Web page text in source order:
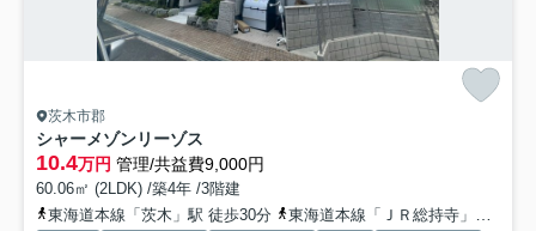
茨木市郡
シャーメゾンリーゾス
10.4万円 管理/共益費9,000円
60.06㎡ (2LDK) /築4年 /3階建
東海道本線「茨木」駅 徒歩30分
東海道本線「ＪＲ総持寺」駅 徒歩30分